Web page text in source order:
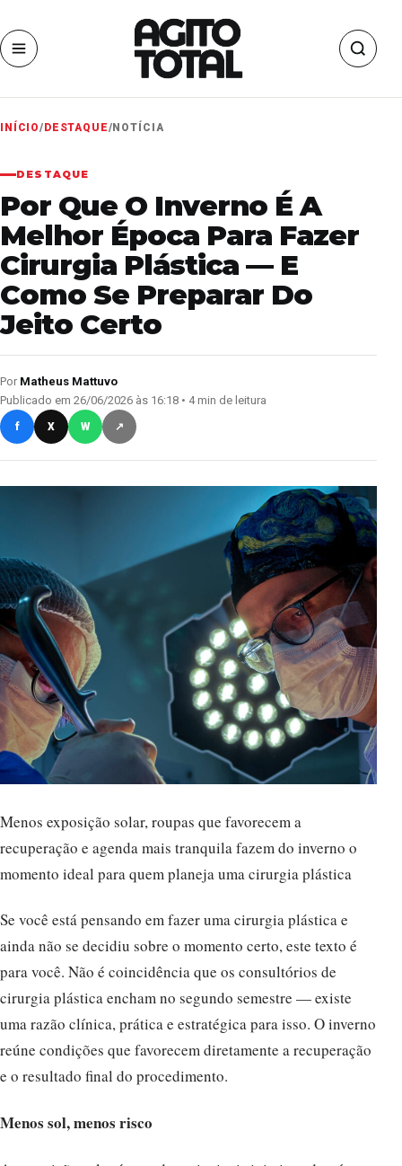
INÍCIO/ DESTAQUE/ NOTÍCIA
DESTAQUE
Por Que O Inverno É A
Melhor Época Para Fazer
Cirurgia Plástica — E
Como Se Preparar Do
Jeito Certo
Por Matheus Mattuvo
Publicado em 26/06/2026 às 16:18 • 4 min de leitura
f X W ↗
Menos exposição solar, roupas que favorecem a
recuperação e agenda mais tranquila fazem do inverno o
momento ideal para quem planeja uma cirurgia plástica
Se você está pensando em fazer uma cirurgia plástica e
ainda não se decidiu sobre o momento certo, este texto é
para você. Não é coincidência que os consultórios de
cirurgia plástica encham no segundo semestre — existe
uma razão clínica, prática e estratégica para isso. O inverno
reúne condições que favorecem diretamente a recuperação
e o resultado final do procedimento.
Menos sol, menos risco